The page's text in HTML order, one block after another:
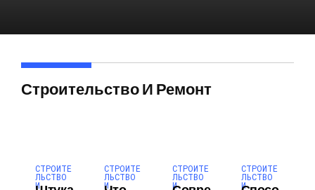
Строительство И Ремонт
СТРОИТЕ
ЛЬСТВО
И
СТРОИТЕ
ЛЬСТВО
И
СТРОИТЕ
ЛЬСТВО
И
СТРОИТЕ
ЛЬСТВО
И